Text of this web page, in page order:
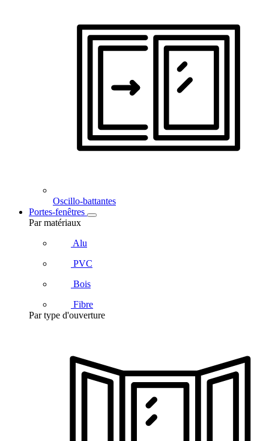
Oscillo-battantes
Portes-fenêtres
Par matériaux
Alu
PVC
Bois
Fibre
Par type d'ouverture